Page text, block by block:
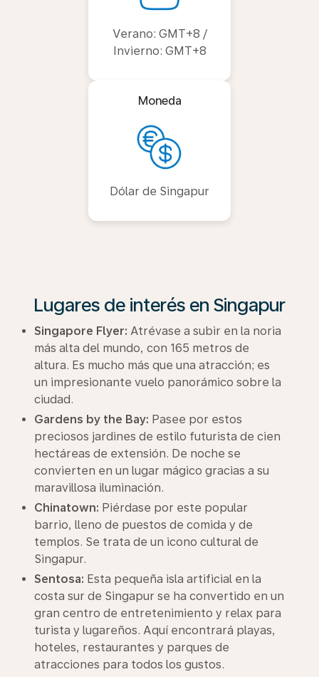
Verano: GMT+8 /
Invierno: GMT+8
Moneda
Dólar de Singapur
Lugares de interés en Singapur
Singapore Flyer: Atrévase a subir en la noria
más alta del mundo, con 165 metros de
altura. Es mucho más que una atracción; es
un impresionante vuelo panorámico sobre la
ciudad.
Gardens by the Bay: Pasee por estos
preciosos jardines de estilo futurista de cien
hectáreas de extensión. De noche se
convierten en un lugar mágico gracias a su
maravillosa iluminación.
Chinatown: Piérdase por este popular
barrio, lleno de puestos de comida y de
templos. Se trata de un icono cultural de
Singapur.
Sentosa: Esta pequeña isla artificial en la
costa sur de Singapur se ha convertido en un
gran centro de entretenimiento y relax para
turista y lugareños. Aquí encontrará playas,
hoteles, restaurantes y parques de
atracciones para todos los gustos.